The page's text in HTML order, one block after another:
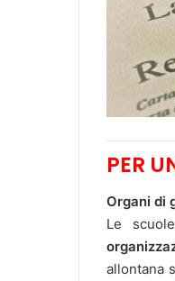
PER
Organi di
Le
allontana